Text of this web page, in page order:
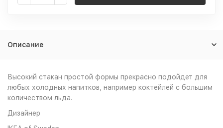
Описание
Высокий стакан простой формы прекрасно подойдет для
любых холодных напитков, например коктейлей с большим
количеством льда.
Дизайнер